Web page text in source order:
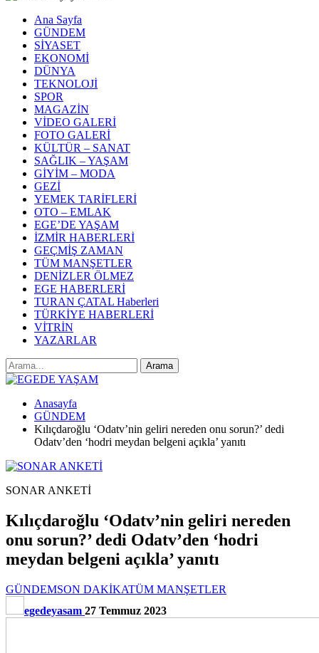
Ana Sayfa
GÜNDEM
SİYASET
EKONOMİ
DÜNYA
TEKNOLOJİ
SPOR
MAGAZİN
VİDEO GALERİ
FOTO GALERİ
KÜLTÜR – SANAT
SAĞLIK – YAŞAM
GİYİM – MODA
GEZİ
YEMEK TARİFLERİ
OTO – EMLAK
EGE’DE YAŞAM
İZMİR HABERLERİ
GEÇMİŞ ZAMAN
TÜM MANŞETLER
DENİZLER ÖLMEZ
EGE HABERLERİ
TURAN ÇATAL Haberleri
TÜRKİYE HABERLERİ
VİTRİN
YAZARLAR
Anasayfa
GÜNDEM
Kılıçdaroğlu ‘Odatv’nin geliri nereden onu sorun?’ dedi
Odatv’den ‘hodri meydan belgeni açıkla’ yanıtı
SONAR ANKETİ
Kılıçdaroğlu ‘Odatv’nin geliri nereden
onu sorun?’ dedi Odatv’den ‘hodri
meydan belgeni açıkla’ yanıtı
GÜNDEMSON DAKİKATÜM MANŞETLER
egedeyasam 27 Temmuz 2023